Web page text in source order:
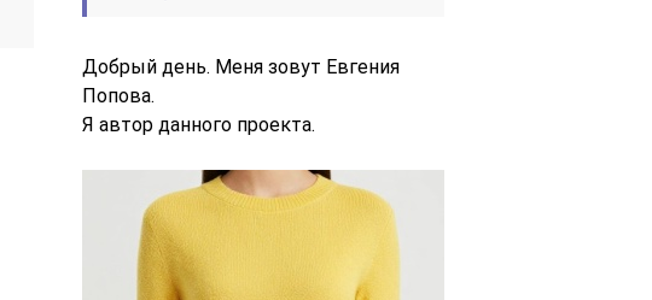
Добрый день. Меня зовут Евгения
Попова.
Я автор данного проекта.